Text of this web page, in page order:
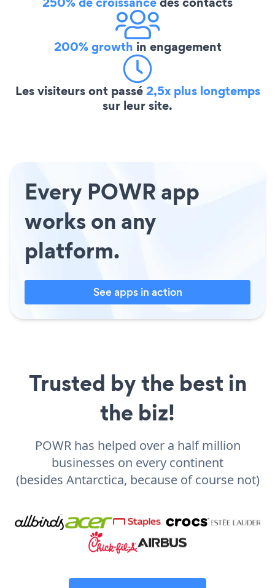
200% growth in engagement
Les visiteurs ont passé2,5x plus longtemps
sur leur site.
Every POWR app
works on any
platform.
See apps in action
Trusted by the best in
the biz!
POWR has helped over a half million
businesses on every continent
(besides Antarctica, because of course not)